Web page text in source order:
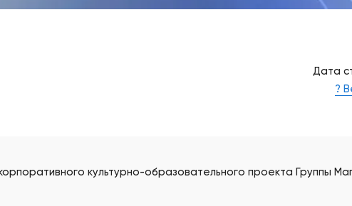
Дата
?
культурно-образовательного проекта Группы